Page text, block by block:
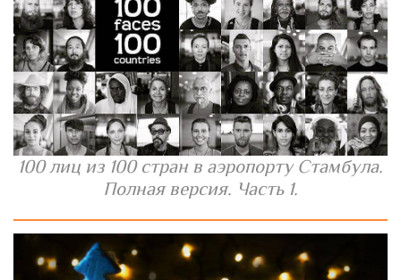
100 лиц из 100 стран в аэропорту Стамбула.
Полная версия. Часть 1.